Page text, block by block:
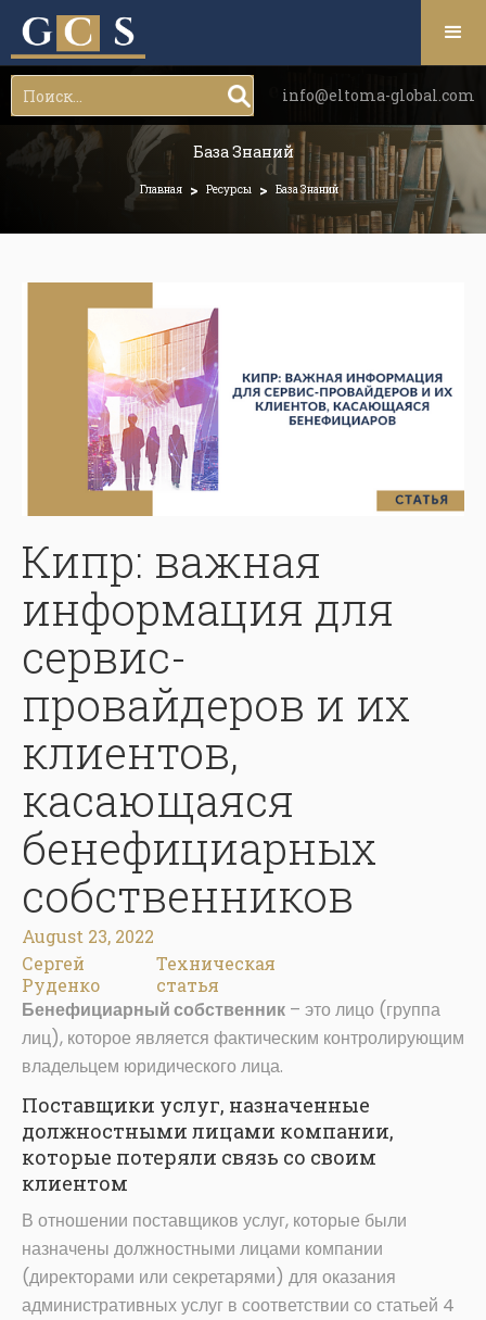
info@eltoma-global.com
База Знаний
Главная > Ресурсы > База Знаний
Кипр: важная
информация для
сервис-
провайдеров и их
клиентов,
касающаяся
бенефициарных
собственников
August 23, 2022
Сергей
Руденко
Техническая
статья
Бенефициарный собственник – это лицо (группа
лиц), которое является фактическим контролирующим
владельцем юридического лица.
Поставщики услуг, назначенные
должностными лицами компании,
которые потеряли связь со своим
клиентом
В отношении поставщиков услуг, которые были
назначены должностными лицами компании
(директорами или секретарями) для оказания
административных услуг в соответствии со статьей 4